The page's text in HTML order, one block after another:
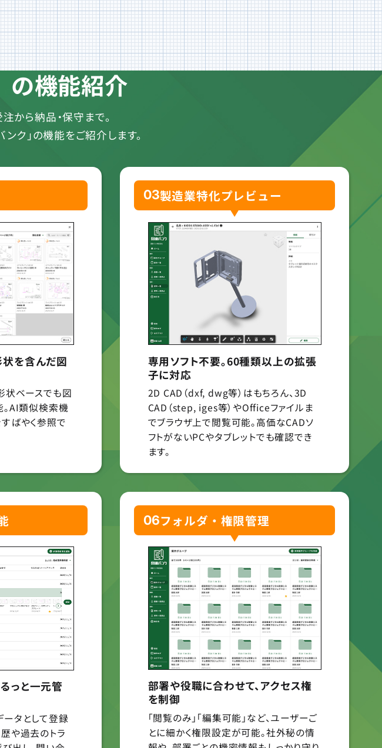
の機能紹介
注から納品・保守まで。
ク」の機能をご紹介します。
状を含んだ図
状ベースでも図
AI類似検索機
ばやく参照で
03製造業特化プレビュー
専用ソフト不要。60種類以上の拡張
子に対応
2D CAD（dxf, dwg等）はもちろん、3D
CAD（step, iges等）やOfficeファイルま
でブラウザ上で閲覧可能。高価なCADソ
フトがないPCやタブレットでも確認でき
ます。
っと一元管
タとして登録
や過去のトラ
06フォルダ・権限管理
部署や役職に合わせて、アクセス権
を制御
「閲覧のみ」「編集可能」など、ユーザーご
とに細かく権限設定が可能。社外秘の情